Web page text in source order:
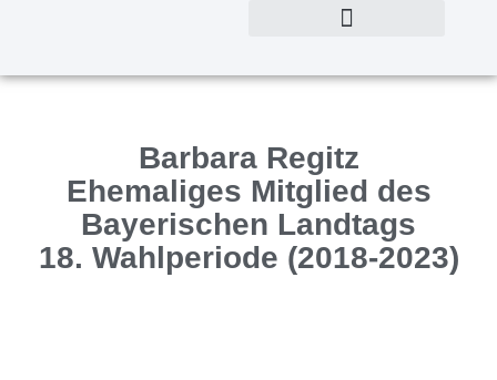
Barbara Regitz
Ehemaliges Mitglied des
Bayerischen Landtags
18. Wahlperiode (2018-2023)